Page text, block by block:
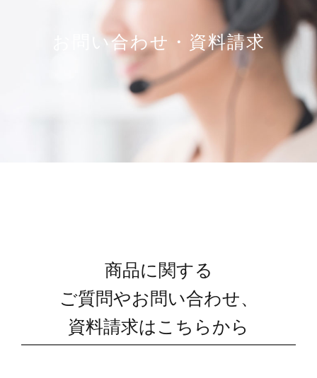
お問い合わせ・資料請求
商品に関する
ご質問やお問い合わせ、
資料請求はこちらから